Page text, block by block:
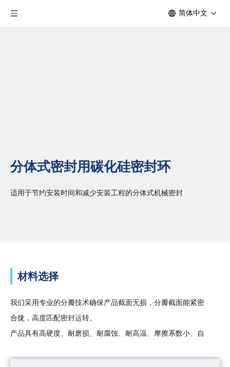
简体中文
分体式密封用碳化硅密封环
适用于节约安装时间和减少安装工程的分体式机械密封
材料选择
我们采用专业的分瓣技术确保产品截面无损，分瓣截面能紧密
合拢，高度匹配密封运转。
产品具有高硬度、耐磨损、耐腐蚀、耐高温、摩擦系数小、自